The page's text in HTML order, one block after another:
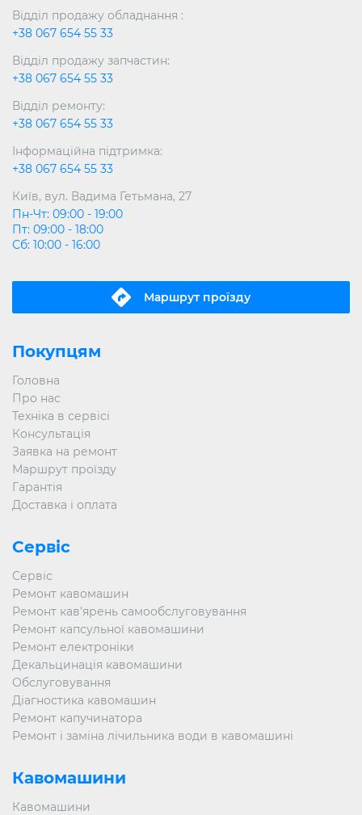
Відділ продажу обладнання :
+38 067 654 55 33
Відділ продажу запчастин:
+38 067 654 55 33
Відділ ремонту:
+38 067 654 55 33
Інформаційна підтримка:
+38 067 654 55 33
Київ, вул. Вадима Гетьмана, 27
Пн-Чт: 09:00 - 19:00
Пт: 09:00 - 18:00
Сб: 10:00 - 16:00
Маршрут проїзду
Покупцям
Головна
Про нас
Техніка в сервісі
Консультація
Заявка на ремонт
Маршрут проїзду
Гарантія
Доставка і оплата
Сервіс
Сервіс
Ремонт кавомашин
Ремонт кав’ярень самообслуговування
Ремонт капсульної кавомашини
Ремонт електроніки
Декальцинація кавомашини
Обслуговування
Діагностика кавомашин
Ремонт капучинатора
Ремонт і заміна лічильника води в кавомашині
Кавомашини
Кавомашини